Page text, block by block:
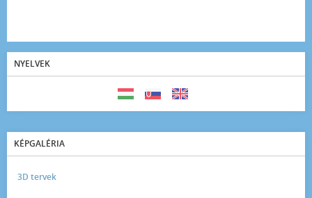
NYELVEK
KÉPGALÉRIA
3D tervek